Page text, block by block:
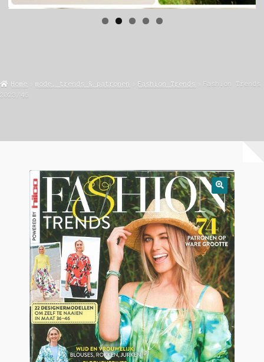
Home mode, trends & patronen Fashion Trends
Fashion Trends
2023/46
🔍